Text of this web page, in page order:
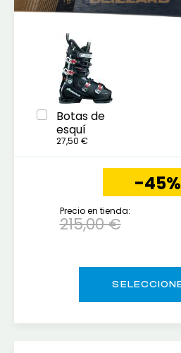
Botas de
esquí
27,50 €
-45%
Precio en tienda:
215,00 €